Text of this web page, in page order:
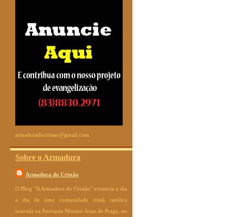
armaduradocristao@gmail.com
Sobre o Armadura
Armadura do Cristão
O Blog "A Armadura do Cristão" vivencia o dia
a dia de uma comunidade cristã católica
inserida na Paróquia Menino Jesus de Praga, no